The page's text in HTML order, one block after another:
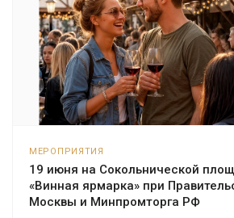
МЕРОПРИЯТИЯ
19 июня на Сокольнической
«Винная ярмарка» при
Москвы и Минпромторга РФ